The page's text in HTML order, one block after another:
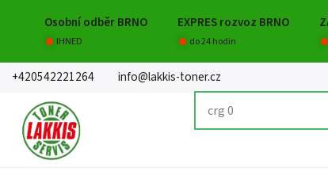
Osobní odběr BRNO EXPRES rozvoz BRNO
IHNED do 24 hodin
+420542221264 info@lakkis-toner.cz